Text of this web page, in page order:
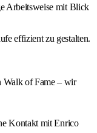
Arbeitsweise mit Blick
effizient zu gestalten.
Walk of Fame – wir
Kontakt mit Enrico